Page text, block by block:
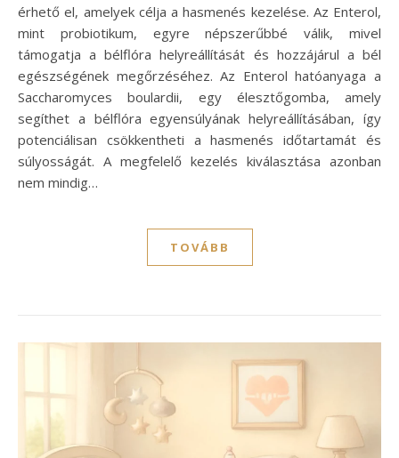
érhető el, amelyek célja a hasmenés kezelése. Az Enterol,
mint probiotikum, egyre népszerűbbé válik, mivel
támogatja a bélflóra helyreállítását és hozzájárul a bél
egészségének megőrzéséhez. Az Enterol hatóanyaga a
Saccharomyces boulardii, egy élesztőgomba, amely
segíthet a bélflóra egyensúlyának helyreállításában, így
potenciálisan csökkentheti a hasmenés időtartamát és
súlyosságát. A megfelelő kezelés kiválasztása azonban
nem mindig…
TOVÁBB